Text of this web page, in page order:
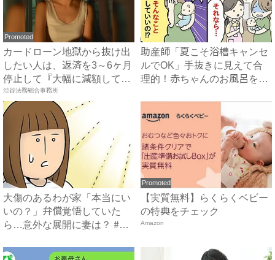
Promoted
カードローン地獄から抜け出
したい人は、返済を3～6ヶ月
停止して『大幅に減額して
か...
渋谷法務総合事務所
助産師「夏こそ浴槽キャンセ
ルでOK」手抜きに見えて合
理的！赤ちゃんのお風呂を時
大傷のあるわが家「本当にい
いの？」弁償覚悟していた
ら…意外な展開に妻は？ #一
Promoted
【実質無料】らくらくベビー
の特典をチェック
Amazon